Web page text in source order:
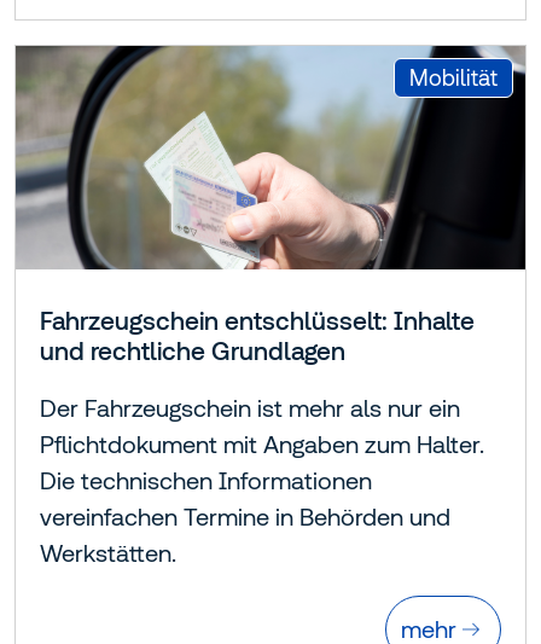
Mobilität:
Fahrzeugschein entschlüsselt: Inhalte
und rechtliche Grundlagen
Der Fahrzeugschein ist mehr als nur ein
Pflichtdokument mit Angaben zum Halter.
Die technischen Informationen
vereinfachen Termine in Behörden und
Werkstätten.
mehr